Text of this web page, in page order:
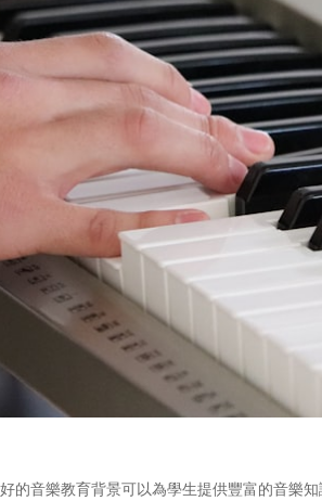
的音樂教育背景可以為學生提供豐富的音樂